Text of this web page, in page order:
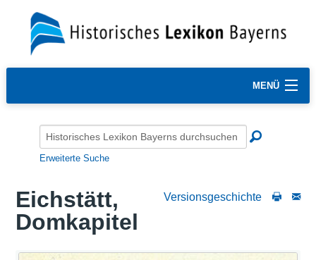
MENÜ
Erweiterte Suche
Versionsgeschichte
Eichstätt,
Domkapitel